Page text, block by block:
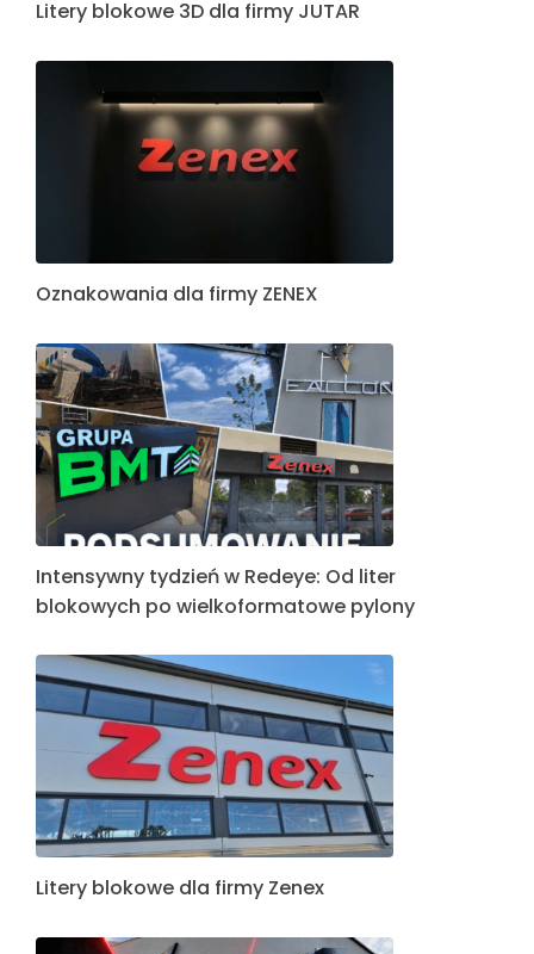
Litery blokowe 3D dla firmy JUTAR
Oznakowania dla firmy ZENEX
Intensywny tydzień w Redeye: Od liter
blokowych po wielkoformatowe pylony
Litery blokowe dla firmy Zenex